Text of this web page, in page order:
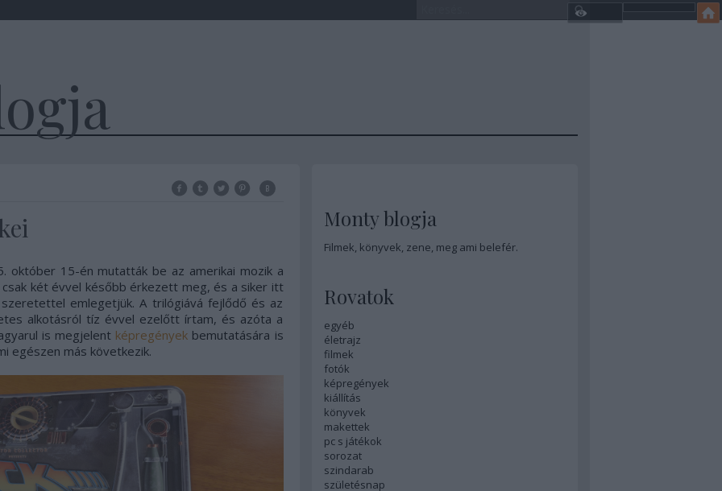
október 15-én mutatták be az amerikai mozik a
két évvel később érkezett meg, és a siker itt
emlegetjük. A trilógiává fejlődő és az
alkotásról tíz évvel ezelőtt írtam, és azóta a
is megjelent képregények bemutatására is
egészen más következik.
Monty blogja
Filmek, könyvek, zene, meg ami belefér.
Rovatok
egyéb
életrajz
filmek
fotók
képregények
kiállítás
könyvek
makettek
pc s játékok
sorozat
szindarab
születésnap